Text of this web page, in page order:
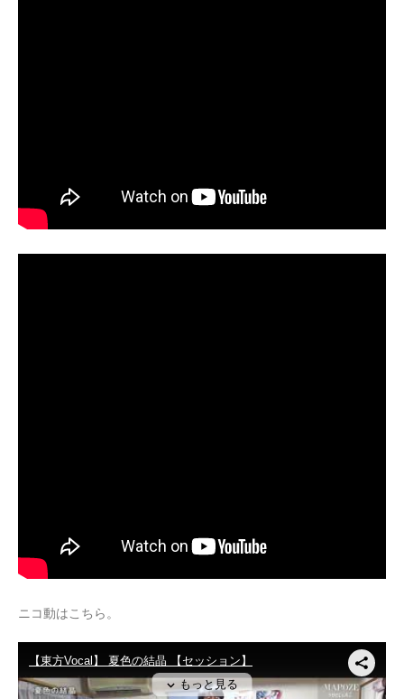
ニコ動はこちら。